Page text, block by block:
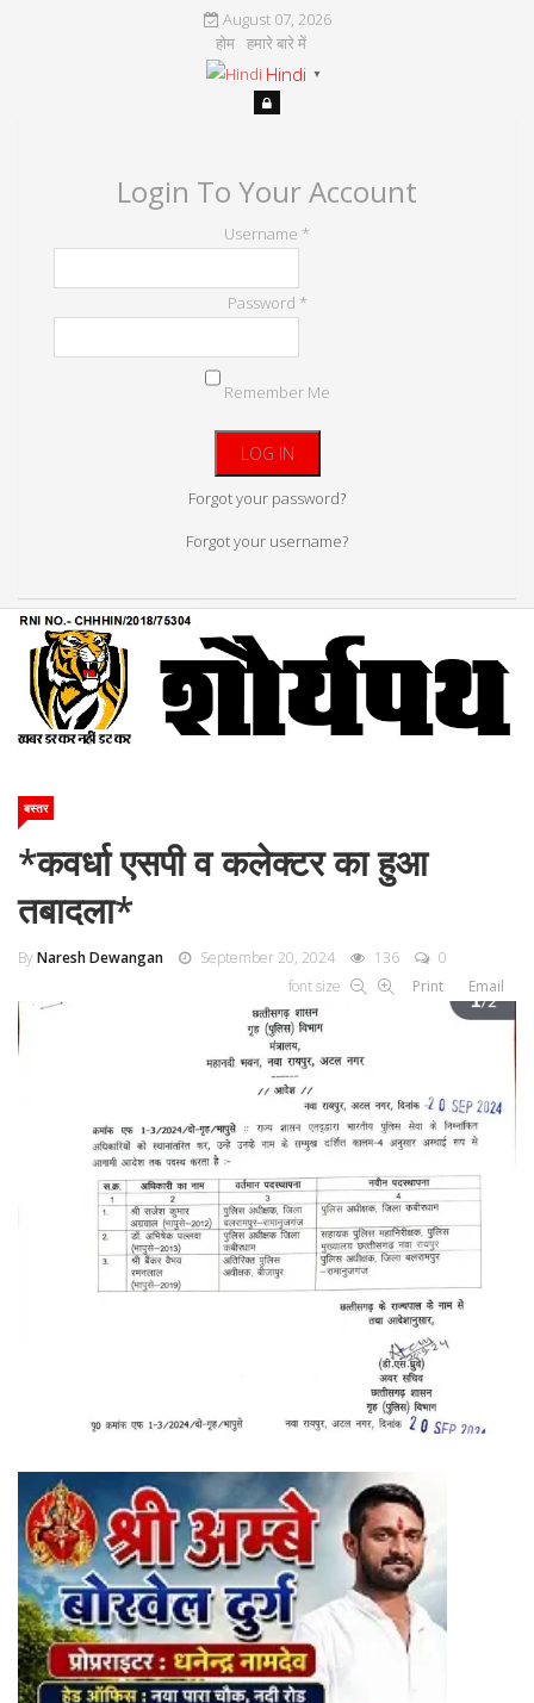
August 07, 2026
होम हमारे बारे में
Hindi ▼
Login To Your Account
Username *
Password *
Remember Me
Forgot your password?
Forgot your username?
बस्तर
*कवर्धा एसपी व कलेक्टर का हुआ
तबादला*
ByNaresh Dewangan September 20, 2024 136
0
font size
Print Email